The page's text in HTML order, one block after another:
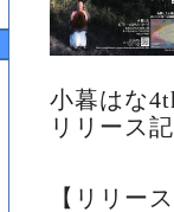
小暮はな
リリース
【リリー